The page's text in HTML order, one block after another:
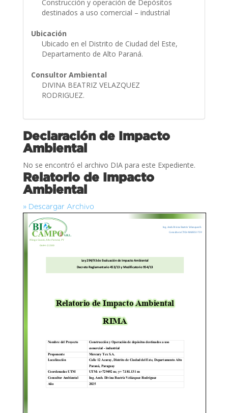
Construcción y operación de Depósitos
destinados a uso comercial – industrial
Ubicación
Ubicado en el Distrito de Ciudad del Este,
Departamento de Alto Paraná.
Consultor Ambiental
DIVINA BEATRIZ VELAZQUEZ
RODRIGUEZ.
Declaración de Impacto
Ambiental
No se encontró el archivo DIA para este Expediente.
Relatorio de Impacto
Ambiental
» Descargar Archivo